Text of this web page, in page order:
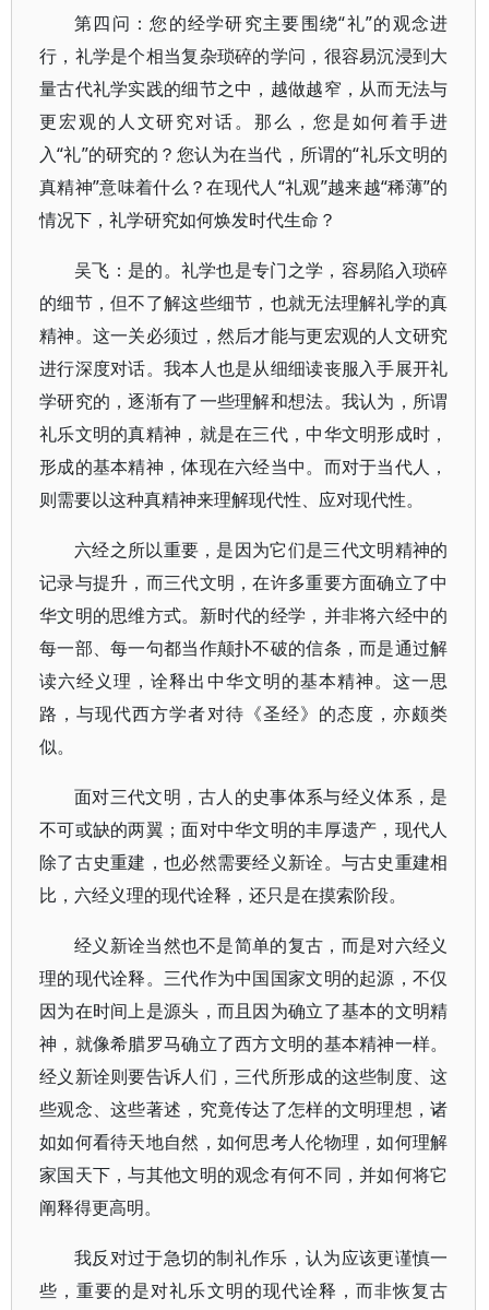
第四问：您的经学研究主要围绕“礼”的观念进
行，礼学是个相当复杂琐碎的学问，很容易沉浸到大
量古代礼学实践的细节之中，越做越窄，从而无法与
更宏观的人文研究对话。那么，您是如何着手进
入“礼”的研究的？您认为在当代，所谓的“礼乐文明的
真精神”意味着什么？在现代人“礼观”越来越“稀薄”的
情况下，礼学研究如何焕发时代生命？
吴飞：是的。礼学也是专门之学，容易陷入琐碎
的细节，但不了解这些细节，也就无法理解礼学的真
精神。这一关必须过，然后才能与更宏观的人文研究
进行深度对话。我本人也是从细细读丧服入手展开礼
学研究的，逐渐有了一些理解和想法。我认为，所谓
礼乐文明的真精神，就是在三代，中华文明形成时，
形成的基本精神，体现在六经当中。而对于当代人，
则需要以这种真精神来理解现代性、应对现代性。
六经之所以重要，是因为它们是三代文明精神的
记录与提升，而三代文明，在许多重要方面确立了中
华文明的思维方式。新时代的经学，并非将六经中的
每一部、每一句都当作颠扑不破的信条，而是通过解
读六经义理，诠释出中华文明的基本精神。这一思
路，与现代西方学者对待《圣经》的态度，亦颇类
似。
面对三代文明，古人的史事体系与经义体系，是
不可或缺的两翼；面对中华文明的丰厚遗产，现代人
除了古史重建，也必然需要经义新诠。与古史重建相
比，六经义理的现代诠释，还只是在摸索阶段。
经义新诠当然也不是简单的复古，而是对六经义
理的现代诠释。三代作为中国国家文明的起源，不仅
因为在时间上是源头，而且因为确立了基本的文明精
神，就像希腊罗马确立了西方文明的基本精神一样。
经义新诠则要告诉人们，三代所形成的这些制度、这
些观念、这些著述，究竟传达了怎样的文明理想，诸
如如何看待天地自然，如何思考人伦物理，如何理解
家国天下，与其他文明的观念有何不同，并如何将它
阐释得更高明。
我反对过于急切的制礼作乐，认为应该更谨慎一
些，重要的是对礼乐文明的现代诠释，而非恢复古